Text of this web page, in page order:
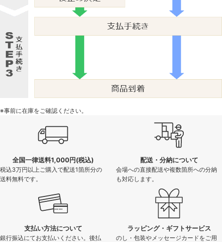
※事前に在庫をご確認ください。
全国一律送料1,000円(税込)
税込3万円以上ご購入で配送1箇所分の
送料無料です。
配送・分納について
会場への直接配送や複数箇所への分納
も対応します。
支払い方法について
銀行振込にてお支払いください。後払
ラッピング・ギフトサービス
のし・包装やメッセージカードをご用